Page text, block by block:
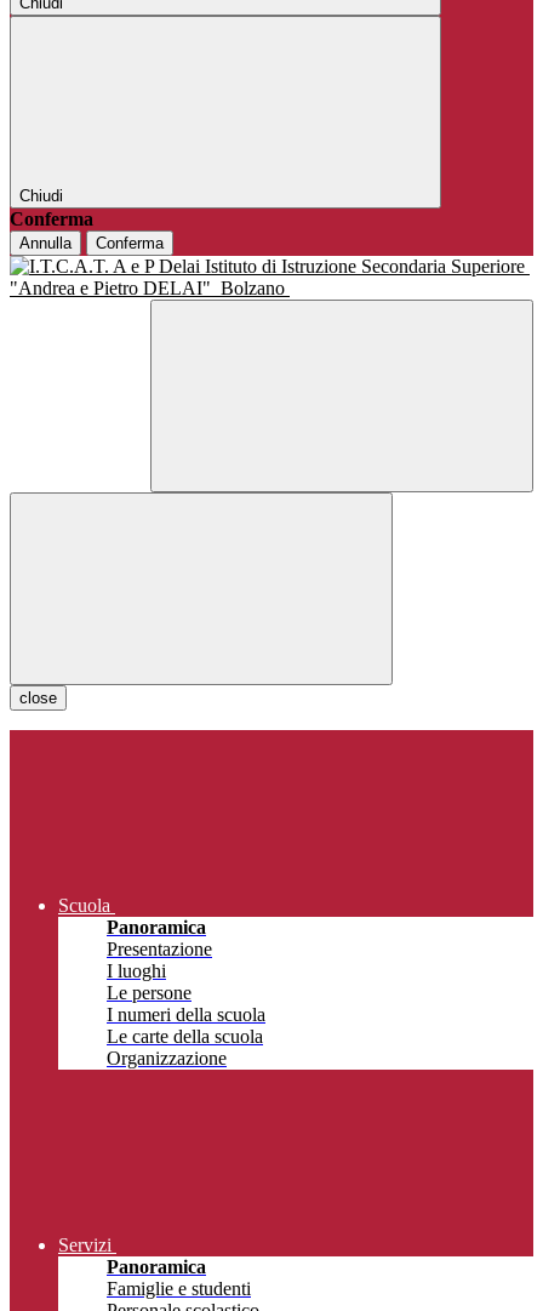
Chiudi
Conferma
Annulla Conferma
Istituto di Istruzione Secondaria Superiore
"Andrea e Pietro DELAI" Bolzano
close
Scuola
Panoramica
Presentazione
I luoghi
Le persone
I numeri della scuola
Le carte della scuola
Organizzazione
Servizi
Panoramica
Famiglie e studenti